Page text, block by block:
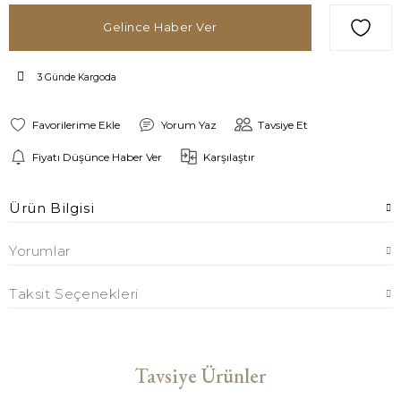
Gelince Haber Ver
3 Günde Kargoda
Yorum Yaz Tavsiye Et
Fiyatı Düşünce Haber Ver Karşılaştır
Ürün Bilgisi
Yorumlar
Taksit Seçenekleri
Tavsiye Ürünler